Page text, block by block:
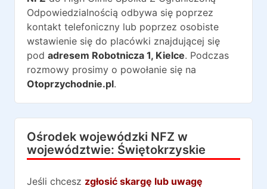
Odpowiedzialnością odbywa się poprzez
kontakt telefoniczny lub poprzez osobiste
wstawienie się do placówki znajdującej się
pod adresem Robotnicza 1, Kielce. Podczas
rozmowy prosimy o powołanie się na
Otoprzychodnie.pl.
Ośrodek wojewódzki NFZ w
województwie: Świętokrzyskie
Jeśli chcesz zgłosić skargę lub uwagę